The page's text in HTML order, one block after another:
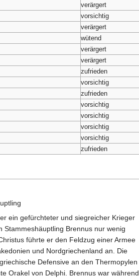
verärgert
vorsichtig
verärgert
wütend
verärgert
verärgert
zufrieden
vorsichtig
zufrieden
vorsichtig
vorsichtig
vorsichtig
vorsichtig
zufrieden
ein gefürchteter und siegreicher Krieger
Stammeshäuptling Brennus nur wenig
führte er den Feldzug einer Armee
und Nordgriechenland an. Die
Defensive an den Thermopylen
Orakel von Delphi. Brennus war während